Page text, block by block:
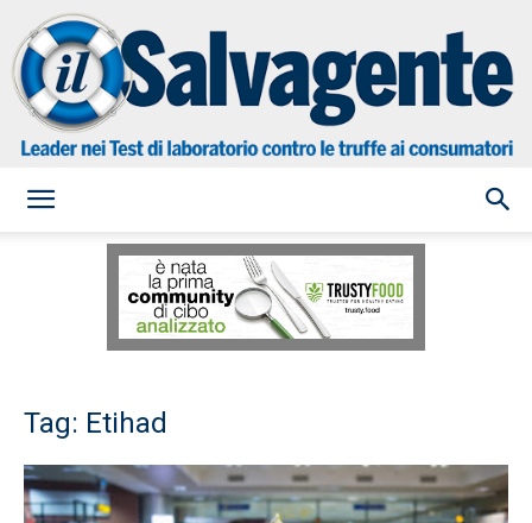
Salvagente
Tag: Etihad